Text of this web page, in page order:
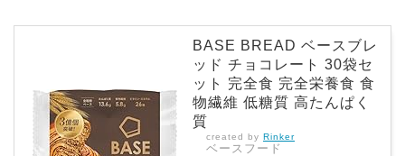
BASE BREAD ベースブレ
ッド チョコレート 30袋セ
ット 完全食 完全栄養食 食
物繊維 低糖質 高たんぱく
質
created by Rinker
ベースフード